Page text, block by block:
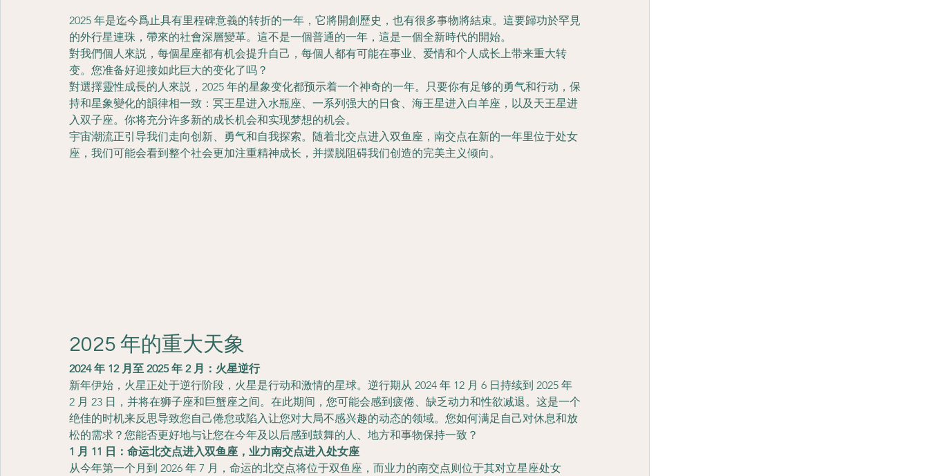
2025 年是迄今爲止具有里程碑意義的转折的一年，它將開創歷史，也有很多事物將結束。這要歸功於罕見
的外行星連珠，帶來的社會深層變革。這不是一個普通的一年，這是一個全新時代的開始。
對我們個人來説，每個星座都有机会提升自己，每個人都有可能在事业、爱情和个人成长上带来重大转
变。您准备好迎接如此巨大的变化了吗？
對選擇靈性成長的人來説，2025 年的星象变化都预示着一个神奇的一年。只要你有足够的勇气和行动，保
持和星象變化的韻律相一致：冥王星进入水瓶座、一系列强大的日食、海王星进入白羊座，以及天王星进
入双子座。你将充分许多新的成长机会和实现梦想的机会。
宇宙潮流正引导我们走向创新、勇气和自我探索。随着北交点进入双鱼座，南交点在新的一年里位于处女
座，我们可能会看到整个社会更加注重精神成长，并摆脱阻碍我们创造的完美主义倾向。
2025 年的重大天象
2024 年 12 月至 2025 年 2 月：火星逆行
新年伊始，火星正处于逆行阶段，火星是行动和激情的星球。逆行期从 2024 年 12 月 6 日持续到 2025 年
2 月 23 日，并将在狮子座和巨蟹座之间。在此期间，您可能会感到疲倦、缺乏动力和性欲减退。这是一个
绝佳的时机来反思导致您自己倦怠或陷入让您对大局不感兴趣的动态的领域。您如何满足自己对休息和放
松的需求？您能否更好地与让您在今年及以后感到鼓舞的人、地方和事物保持一致？
1 月 11 日：命运北交点进入双鱼座，业力南交点进入处女座
从今年第一个月到 2026 年 7 月，命运的北交点将位于双鱼座，而业力的南交点则位于其对立星座处女